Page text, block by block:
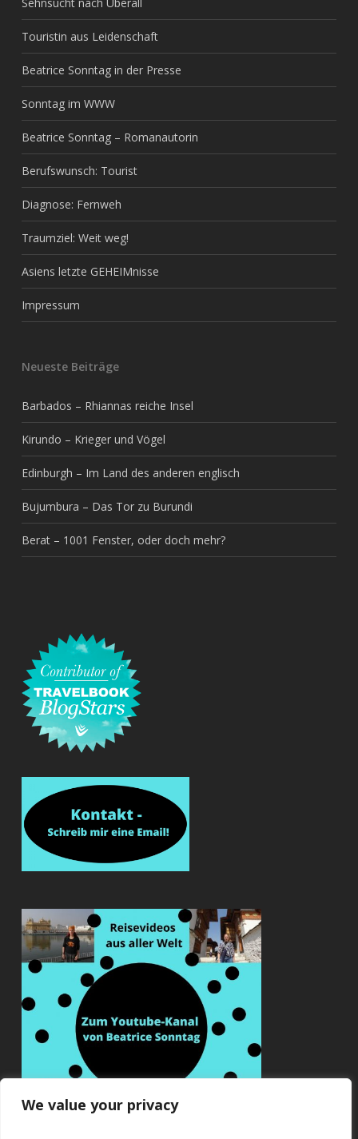
We value your privacy
Touristin aus Leidenschaft
Beatrice Sonntag in der Presse
Sonntag im WWW
Beatrice Sonntag – Romanautorin
Berufswunsch: Tourist
Diagnose: Fernweh
Traumziel: Weit weg!
Asiens letzte GEHEIMnisse
Impressum
Neueste Beiträge
Barbados – Rhiannas reiche Insel
Kirundo – Krieger und Vögel
Edinburgh – Im Land des anderen englisch
Bujumbura – Das Tor zu Burundi
Berat – 1001 Fenster, oder doch mehr?